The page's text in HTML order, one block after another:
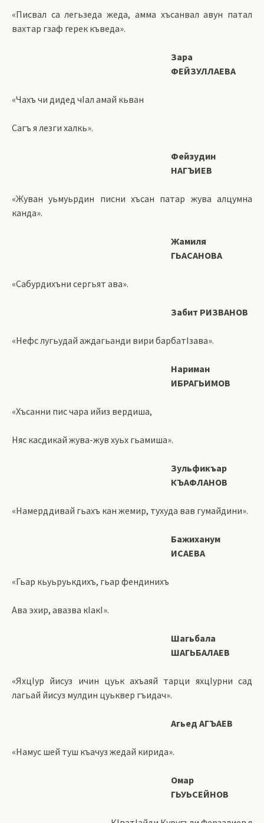
«Писвал са легьзеда жеда, амма хъсанвал авун патал
вахтар гзаф герек къведа».
Зара
ФЕЙЗУЛЛАЕВА
«Чахъ чи дидед чIал амай кьван
Сагъ я лезги халкь».
Фейзудин
НАГЪИЕВ
«Жуван уьмуьрдин писни хъсан патар жува алцумна
канда».
Жамиля
ГЬАСАНОВА
«Сабурдихъни сергьят ава».
Забит РИЗВАНОВ
«Нефс лугьудай аждагьанди вири барбатIзава».
Нариман
ИБРАГЬИМОВ
«Хъсанни пис чара ийиз вердиша,
Няс касдикай жува-жув хуьх гьамиша».
Зульфикъар
КЪАФЛАНОВ
«Намерддивай гьахъ кан жемир, тухуда вав гумайдини».
Бажиханум
ИСАЕВА
«Гьар кьуьруькдихъ, гьар фендинихъ
Ава эхир, авазва кIакI».
Шагьбала
ШАГЬБАЛАЕВ
«ЯхцIур йисуз ичин цуьк ахъаяй тарци яхцIурни сад
лагьай йисуз мулдин цуьквер гъидач».
Агьед АГЪАЕВ
«Намус шей туш къачуз жедай кирида».
Омар
ГЬУЬСЕЙНОВ